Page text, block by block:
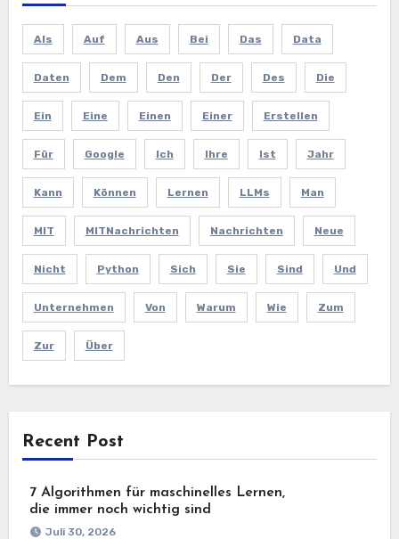
Als Auf Aus Bei Das Data
Daten Dem Den Der Des Die
Ein Eine Einen Einer Erstellen
Für Google Ich Ihre Ist Jahr
Kann Können Lernen LLMs Man
MIT MITNachrichten Nachrichten Neue
Nicht Python Sich Sie Sind Und
Unternehmen Von Warum Wie Zum
Zur Über
Recent Post
7 Algorithmen für maschinelles Lernen,
die immer noch wichtig sind
Juli 30, 2026